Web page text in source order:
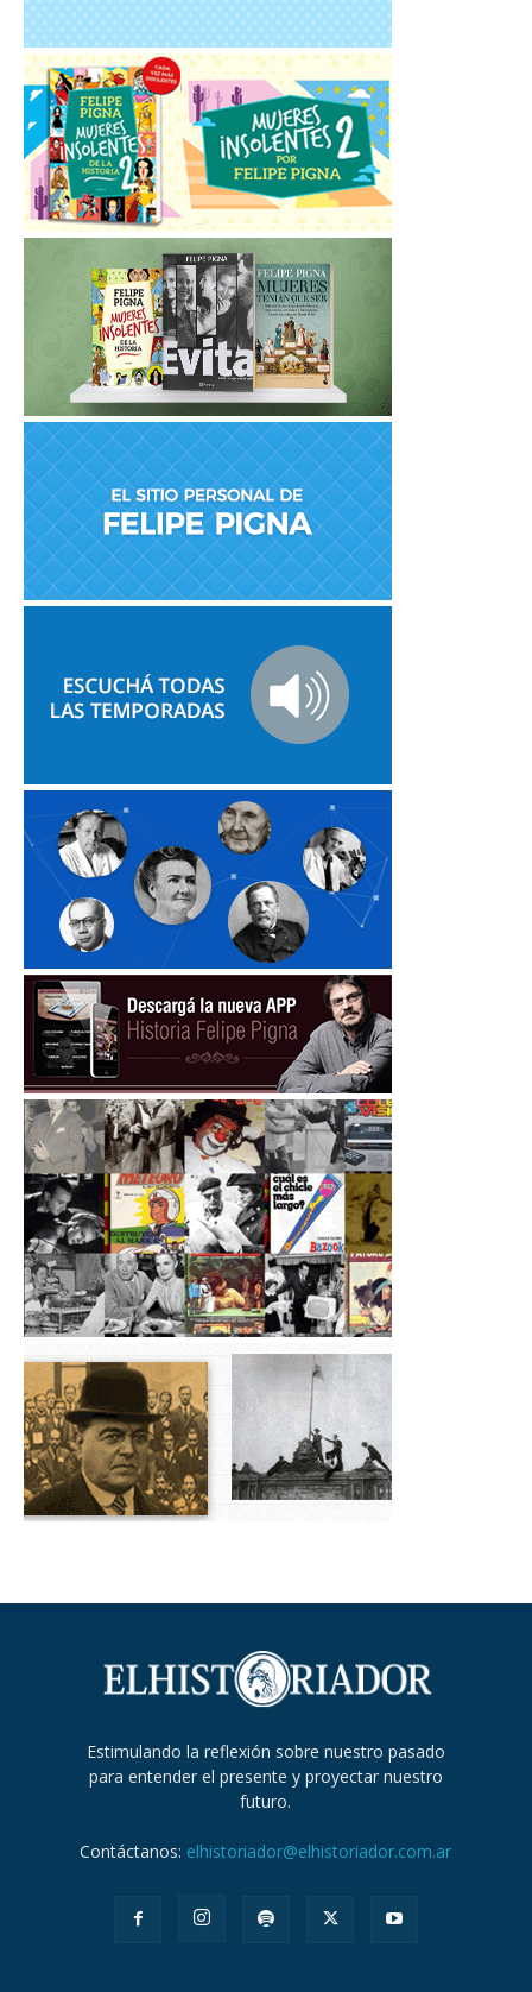
Estimulando la reflexión sobre nuestro pasado
para entender el presente y proyectar nuestro
futuro.
Contáctanos: elhistoriador@elhistoriador.com.ar